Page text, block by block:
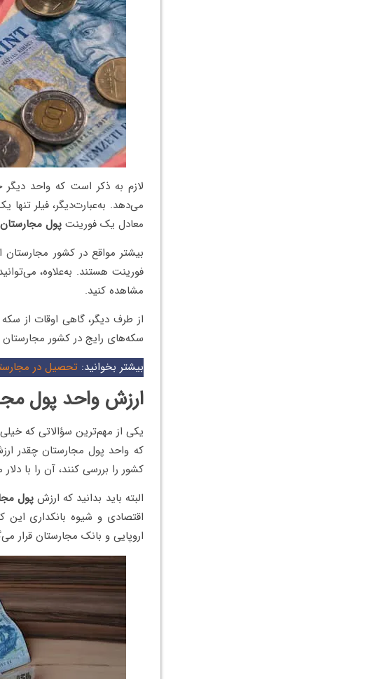
لازم به ذکر است که واحد
معادل یک فورینتپول مجارستان
مشاهده کنید.
از طرف دیگر، گاهی اوقات از
سکه‌های رایج در کشور مجارستان شامل مواردی
بیشتر بخوانید:تحصیل در مجارستان 2025 | هزینه ها،
ارزش واحد پول
یکی از مهم‌ترین سؤالاتی که
که واحد پول مجارستان چقدر
کشور را بررسی کنند، آن را با
البته باید بدانید که ارزش پول
اقتصادی و شیوه بانکداری
اروپایی و بانک مجارستان قرار